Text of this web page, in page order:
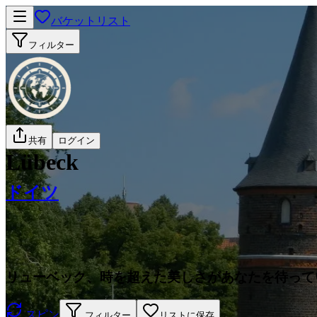
バケットリスト
フィルター
共有 ログイン
Lübeck
ドイツ
リューベック、時を超えた美しさがあなたを待っ